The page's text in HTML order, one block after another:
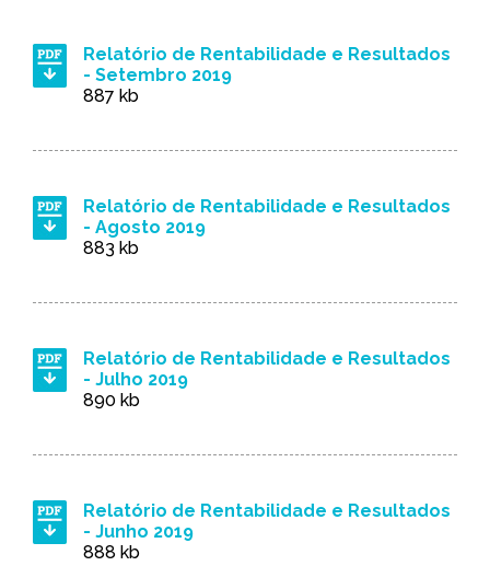
Relatório de Rentabilidade e Resultados
- Setembro 2019
887 kb
Relatório de Rentabilidade e Resultados
- Agosto 2019
883 kb
Relatório de Rentabilidade e Resultados
- Julho 2019
890 kb
Relatório de Rentabilidade e Resultados
- Junho 2019
888 kb